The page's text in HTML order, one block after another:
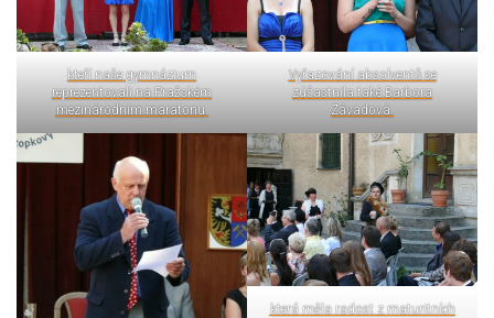
kteří naše gymnázium
reprezentovali na Pražském
mezinárodním maratonu.
Vyřazování absolventů se
zúčastnila také Barbora
Závadová.
která měla radost z maturitních